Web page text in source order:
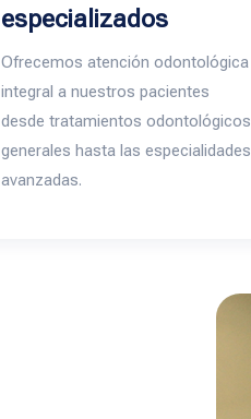
especializados
Ofrecemos atención odontológica
integral a nuestros pacientes
desde tratamientos odontológicos
generales hasta las especialidades
avanzadas.